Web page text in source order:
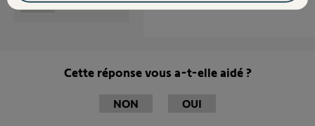
Cette réponse vous a-t-elle aidé ?
NON OUI